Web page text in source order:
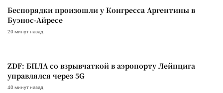
Беспорядки произошли у Конгресса Аргентины в
Буэнос-Айресе
20 минут назад
ZDF: БПЛА со взрывчаткой в аэропорту Лейпцига
управлялся через 5G
40 минут назад